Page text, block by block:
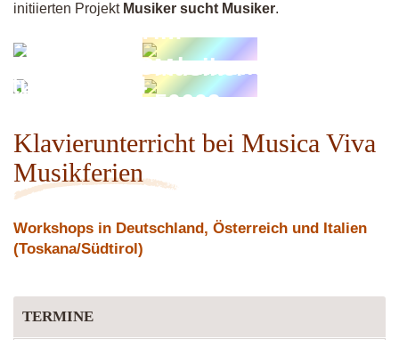
initiierten Projekt Musiker sucht Musiker.
Khadira
Tim
Stolzmann
Musiker
50609
Klavierunterricht bei Musica Viva
Musikferien
Workshops in Deutschland, Österreich und Italien
(Toskana/Südtirol)
TERMINE